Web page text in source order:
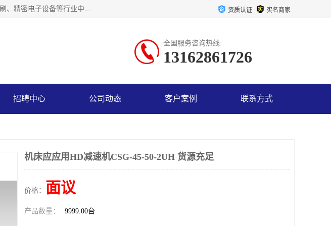
上海浜田实业有限公司专业致力于传动控制行业。面向工业机器人、半导体、机床、船舶、点胶、印刷、精密电子设备等行业中的运动控制技术。为日本哈默纳科（HarmonicDrive简称HD）中国地区定代理商，其生产的HarmonicDrive谐波减速机，具有轻量、小型、传动效率高、减速范围广、精度高等特点，被广泛应用于各种传动系统中。完善的技术，完善的售后，让您的选择无后顾之忧，欢迎您的来电洽谈！ 资质认证 实名商家
全国服务咨询热线:
13162861726
招聘中心 公司动态 客户案例 联系方式
机床应应用HD减速机CSG-45-50-2UH 货源充足
价格： 面议
产品数量： 9999.00台